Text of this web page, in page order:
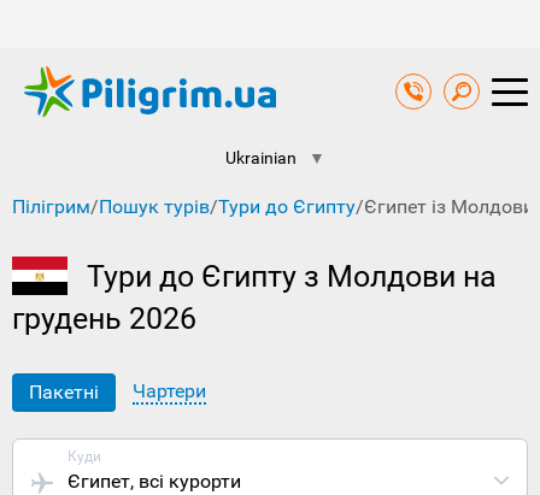
Ukrainian ▼
Пілігрим/Пошук турів/Тури до Єгипту/Єгипет із Молдови
Тури до Єгипту з Молдови на
грудень 2026
Пакетні Чартери
Куди
Єгипет, всі курорти